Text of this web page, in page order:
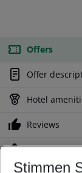
Offers
Offer
Hotel
Reviews
Location
Stimmen